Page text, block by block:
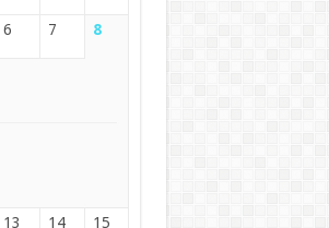
6 7 8
13 14 15